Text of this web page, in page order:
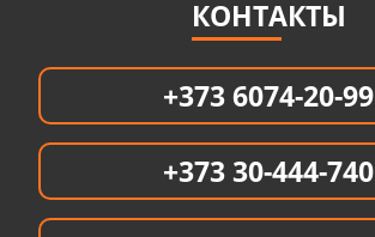
КОНТАКТЫ
+373 6074-20-99
+373 30-444-740